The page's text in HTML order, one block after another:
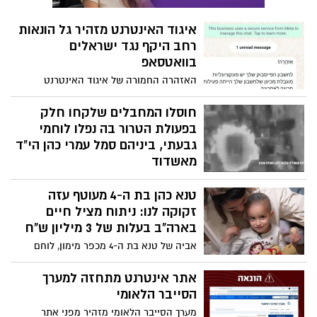
צה"ל סגר חשבון עם עשרת המחבלים, שלקחו
חלק בפעולת הטרור בה נפלו שלושת לוחמי
גבעתי: סמ״ר עידו ז'נו ז"ל, סמ״ר ברק דניאל
הלפרן ז"ל וסמל עמרי כהן ז"ל
טנא כהן בת ה-4 מעוטף עזה
זקוקה לנו: ניתוח מציל חיים
בארה"ב בעלות של 3 מיליון ש"ח
אביה של טנא בת ה-4 מכפר מימון, לוחם
תחילת המלחמה, ואמה גלי, משתפים את
סיפורם המטלטל על המאבק להצלת חייה של
בתם הקטנה, שמתמודדת בפעם השנייה עם
סרטן אלים. המשפחה יוצאת למסע נואש
לניתוח מציל חיים בארה"ב, ועלותה נאמדת
ב-3 מיליון ש"ח. זה הזמן שלנו להתגייס
ולעזור.
אתר אינטרנט מתחזה למערך
הסייבר הלאומי
מערך הסייבר הלאומי מזהיר מפני אתר
המתחזה לאתר המערך המופץ באמצעות
אות חיים מעידן אלכסנדר שנמצא
בשבי החמאס
אחרי 421 ימים בשבי חמאס: אות חיים מעידן